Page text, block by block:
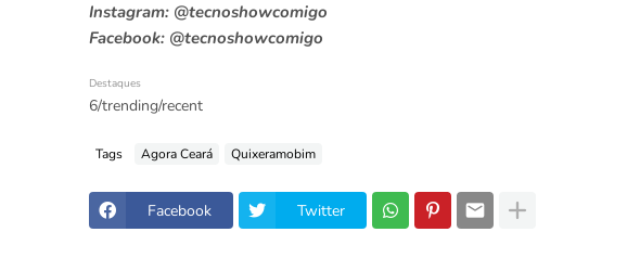
Instagram: @tecnoshowcomigo
Facebook: @tecnoshowcomigo
Destaques
6/trending/recent
Tags Agora Ceará Quixeramobim
Facebook Twitter